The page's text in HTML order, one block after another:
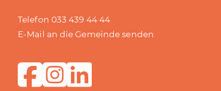
Telefon 033 439 44 44
E-Mail an die Gemeinde senden